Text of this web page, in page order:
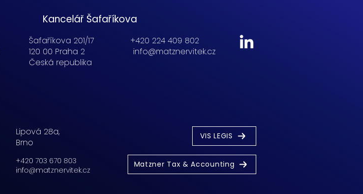
Kancelář Šafaříkova
Šafaříkova 201/17
120 00 Praha 2
Česká republika
+420 224 409 802
info@matznervitek.cz
Lipová 28a,
Brno
+420 703 670 803
info@matznervitek.cz
VIS LEGIS
Matzner Tax & Accounting